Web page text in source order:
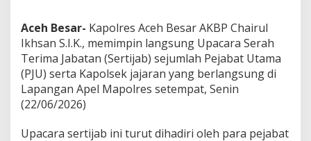
i
j
a
b
S
e
m
Aceh Besar- Kapolres Aceh Besar AKBP Chairul
Ikhsan S.I.K., memimpin langsung Upacara Serah
Terima Jabatan (Sertijab) sejumlah Pejabat Utama
(PJU) serta Kapolsek jajaran yang berlangsung di
Lapangan Apel Mapolres setempat, Senin
(22/06/2026)
Upacara sertijab ini turut dihadiri oleh para pejabat